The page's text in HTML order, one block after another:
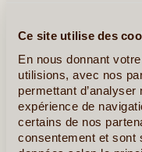
Ce site utilise des
En nous donnant
utilisions, avec nos
permettant
expérience de
certains de nos
consentement et sont
Guilin à la réputation